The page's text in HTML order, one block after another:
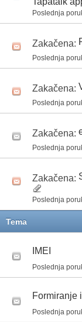
Poslednja
Zakačena:
Poslednja
Zakačena:
Poslednja
Zakačena:
Poslednja
Zakačena:
Poslednja
Tema
IMEI
Poslednja
Formiranje
Poslednja